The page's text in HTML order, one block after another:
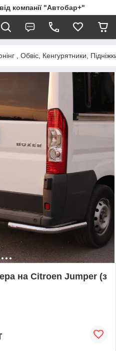
компанії "Автобар+"
, Обвіс, Кенгурятники,
на Citroen Jumper (з